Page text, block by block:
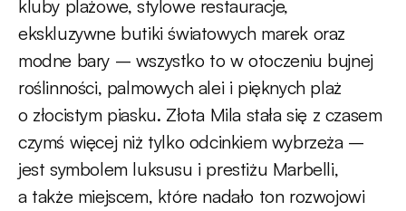
kluby plażowe, stylowe restauracje,
ekskluzywne butiki światowych marek oraz
modne bary – wszystko to w otoczeniu bujnej
roślinności, palmowych alei i pięknych plaż
o złocistym piasku. Złota Mila stała się z czasem
czymś więcej niż tylko odcinkiem wybrzeża –
jest symbolem luksusu i prestiżu Marbelli,
a także miejscem, które nadało ton rozwojowi